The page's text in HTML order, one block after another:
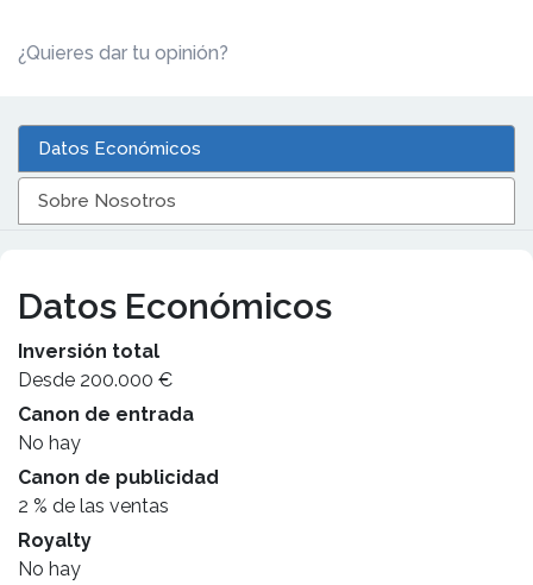
¿Quieres dar tu opinión?
Datos Económicos
Sobre Nosotros
Datos Económicos
Inversión total
Desde 200.000 €
Canon de entrada
No hay
Canon de publicidad
2 % de las ventas
Royalty
No hay